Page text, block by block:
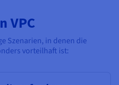
VPC
Szenarien, in denen die
vorteilhaft ist: